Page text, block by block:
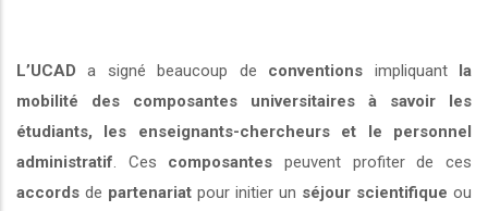
L’UCAD a signé beaucoup de conventions impliquant la
mobilité des composantes universitaires à savoir les
étudiants, les enseignants-chercheurs et le personnel
administratif . Ces composantes peuvent profiter de ces
accords de partenariat pour initier un séjour scientifique ou